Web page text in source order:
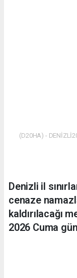
(D20HA) -
Denizli il
cenaze
kaldırılacağı
2026 Cuma